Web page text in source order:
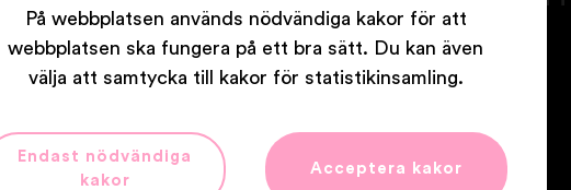
MED MISS LI
OM DU LÄMNADE MIG NU
På webbplatsen används nödvändiga kakor för att
webbplatsen ska fungera på ett bra sätt. Du kan även
välja att samtycka till kakor för statistikinsamling.
Endast nödvändiga
kakor
Acceptera kakor